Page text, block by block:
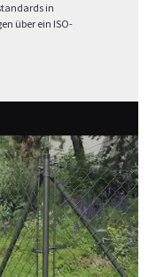
in
über ein ISO-